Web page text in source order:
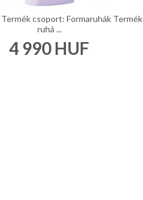
csoport: Formaruhák
ruhá ...
4 990 HUF